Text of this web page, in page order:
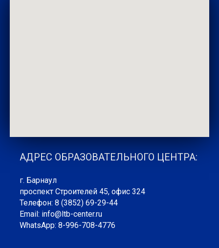
АДРЕС ОБРАЗОВАТЕЛЬНОГО ЦЕНТРА:
г. Барнаул
проспект Строителей 45, офис 324
Телефон: 8 (3852) 69-29-44
Email: info@ltb-center.ru
WhatsApp: 8-996-708-4776